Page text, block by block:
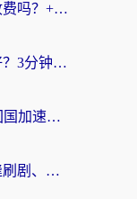
海外党解惑：归雁加速器官网收费吗？+3个回国加速问题的真实答案
海外党必看：云极和云极哪个好？3分钟选对回国加速器，无缝访问国内资源
海外党必看：电脑VPN下载及回国加速器选择指南——无缝访问国内资源不再难
网络加速器是什么？海外党无缝刷剧、看NBA的实用指南